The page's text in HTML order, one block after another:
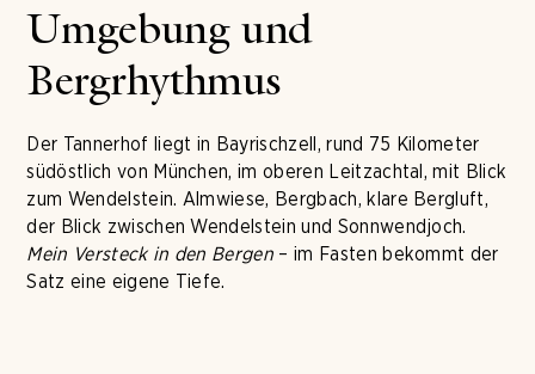
Umgebung und
Bergrhythmus
Der Tannerhof liegt in Bayrischzell, rund 75 Kilometer
südöstlich von München, im oberen Leitzachtal, mit Blick
zum Wendelstein. Almwiese, Bergbach, klare Bergluft,
der Blick zwischen Wendelstein und Sonnwendjoch.
Mein Versteck in den Bergen – im Fasten bekommt der
Satz eine eigene Tiefe.